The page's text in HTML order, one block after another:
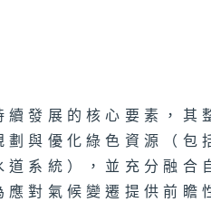
優質
續發展的核心要素，其
劃與優化綠色資源（包
道系統），並充分融合
應對氣候變遷提供前瞻